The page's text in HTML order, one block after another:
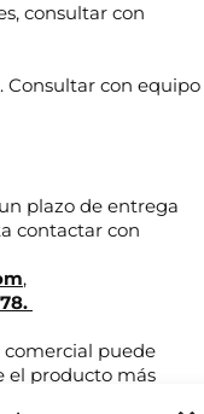
consultar con
Consultar con equipo
plazo de entrega
contactar con
,
puede
el producto más
como